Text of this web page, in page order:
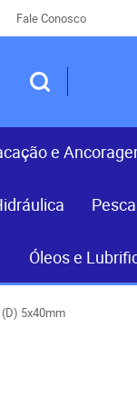
Fale Conosco
e
Pesca
Óleos e
5x40mm